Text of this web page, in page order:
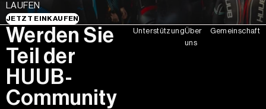
LAUFEN
JETZT EINKAUFEN
Werden Sie
Teil der
HUUB-
Community
UnterstützungÜber
uns
Gemeinschaft